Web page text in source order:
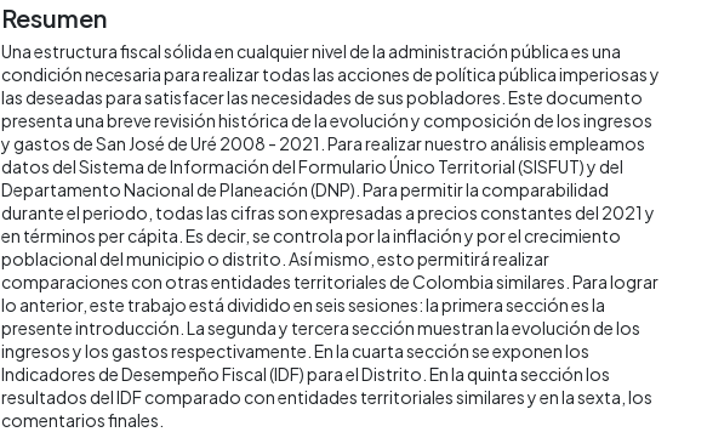
Resumen
Una estructura fiscal sólida en cualquier nivel de la administración pública es una
condición necesaria para realizar todas las acciones de política pública imperiosas y
las deseadas para satisfacer las necesidades de sus pobladores. Este documento
presenta una breve revisión histórica de la evolución y composición de los ingresos
y gastos de San José de Uré 2008 - 2021. Para realizar nuestro análisis empleamos
datos del Sistema de Información del Formulario Único Territorial (SISFUT) y del
Departamento Nacional de Planeación (DNP). Para permitir la comparabilidad
durante el periodo, todas las cifras son expresadas a precios constantes del 2021 y
en términos per cápita. Es decir, se controla por la inflación y por el crecimiento
poblacional del municipio o distrito. Así mismo, esto permitirá realizar
comparaciones con otras entidades territoriales de Colombia similares. Para lograr
lo anterior, este trabajo está dividido en seis sesiones: la primera sección es la
presente introducción. La segunda y tercera sección muestran la evolución de los
ingresos y los gastos respectivamente. En la cuarta sección se exponen los
Indicadores de Desempeño Fiscal (IDF) para el Distrito. En la quinta sección los
resultados del IDF comparado con entidades territoriales similares y en la sexta, los
comentarios finales.